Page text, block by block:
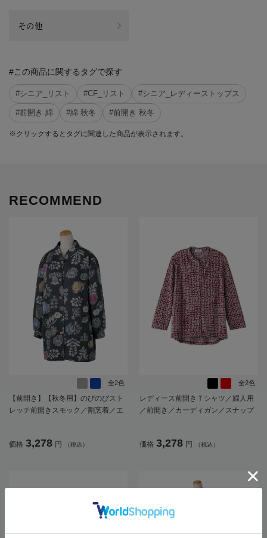
その他
#この商品に関するタグで探す
#シニア_リスト #CF_リスト #シニア_レディーストップス
#前開き 綿 #綿 秋冬 #前開き 秋冬
※クリックするとタグに関連した商品が表示されます。
RECOMMEND
全2色
【前開き】【秋冬用】のびのびスト
レッチ前開きスモック／割烹着／エ
価格 3,278 円 （税込）
全2色
レディース前開きＴシャツ／婦人用
／前開き／カーディガン／スナップ
価格 3,278 円 （税込）